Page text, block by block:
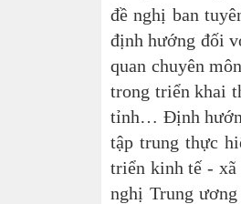
đề nghị ban
định hướng đối
quan chuyên
trong triển khai
tỉnh… Định
tập trung thực
triển kinh tế - xã
nghị Trung